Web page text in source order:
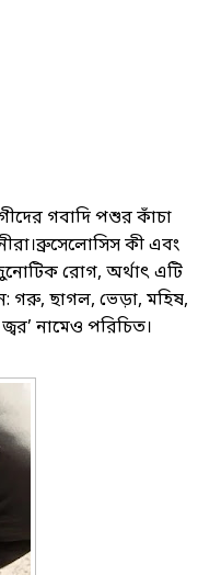
গবাদি পশুর কাঁচা
কী এবং
রোগ, অর্থাৎ এটি
গরু, ছাগল, ভেড়া, মহিষ,
নামেও পরিচিত।